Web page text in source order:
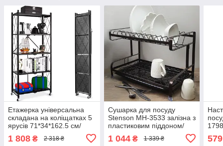
Етажерка універсальна
складана на коліщатках 5
ярусів 71*34*162.5 см/
R97634-5 BL
1 808 ₴ 2 318 ₴
Сушарка для посуду
Stenson MH-3533 залізна з
пластиковим піддоном/
склянок
1 044₴ 1 339 ₴ 579